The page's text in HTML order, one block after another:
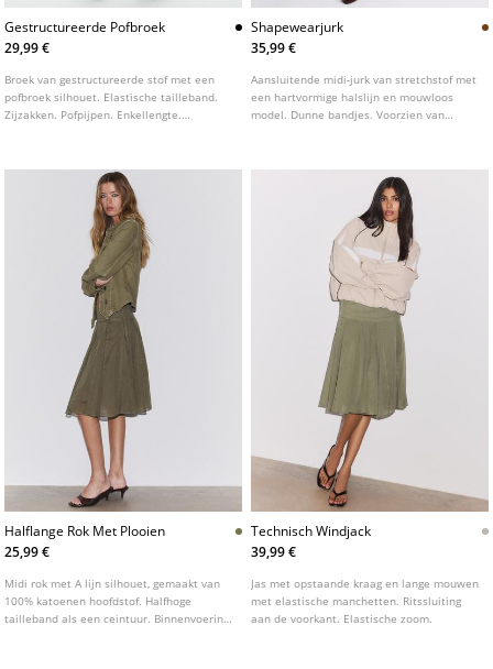
Gestructureerde Pofbroek
29,99 €
Broek van gestructureerde stof met een
pofbroek silhouet. Elastische tailleband.
Zijzakken. Pofpijpen. Enkellengte.
Shapewearjurk
35,99 €
Aansluitende midi-jurk van stretchstof met
een hartvormige halslijn en mouwloos
model. Dunne bandjes. Voorzien van
Halflange Rok Met Plooien
25,99 €
Midi rok met A lijn silhouet, gemaakt van
100% katoenen hoofdstof. Halfhoge
tailleband als een ceintuur. Binnenvoering.
Technisch Windjack
39,99 €
Jas met opstaande kraag en lange mouwen
met elastische manchetten. Ritssluiting
aan de voorkant. Elastische zoom.